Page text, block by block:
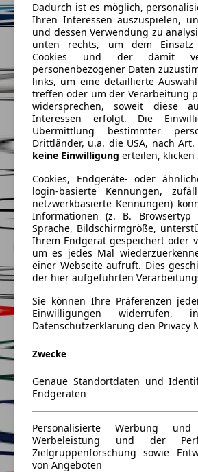
Dadurch ist es möglich,
Ihren Interessen auszuspielen,
und dessen Verwendung zu
unten rechts, um dem Einsatz
Cookies und der damit
personenbezogener Daten
links, um eine detaillierte
treffen oder um der Verarbeitung
widersprechen, soweit diese
Interessen erfolgt. Die
Übermittlung bestimmter
Drittländer, u.a. die USA, nach Art.
keine Einwilligung erteilen, klicken
Cookies, Endgeräte- oder
login-basierte Kennungen,
netzwerkbasierte Kennungen)
Informationen (z. B. Browsertyp
Sprache, Bildschirmgröße,
Ihrem Endgerät gespeichert oder
um es jedes Mal
einer Webseite aufruft. Dies
der hier aufgeführten
Sie können Ihre Präferenzen
Einwilligungen
Datenschutzerklärung den Privacy
Zwecke
Genaue Standortdaten und
Endgeräten
Personalisierte Werbung
Werbeleistung und der
Zielgruppenforschung sowie
von Angeboten